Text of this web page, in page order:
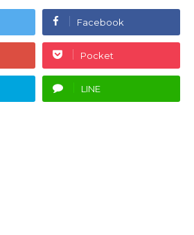
Facebook
Pocket
LINE